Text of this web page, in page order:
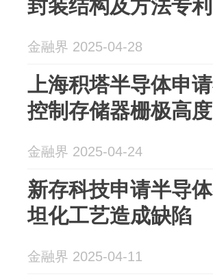
封装结构及方法专
金融界 2025-04-28
上海积塔半导体申
控制存储器栅极高
金融界 2025-04-24
新存科技申请半导
坦化工艺造成缺陷
金融界 2025-04-11